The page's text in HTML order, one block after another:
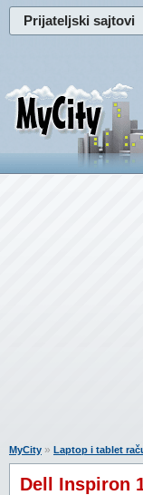
Prijateljski sajtovi
MyCity » Laptop i tablet
Dell Inspiron